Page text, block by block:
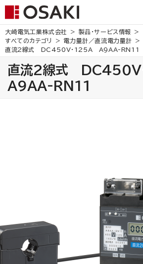
大崎電気工業株式会社 製品・サービス情報
すべてのカテゴリ
電力量計／直流電力量計
直流2線式 DC450V・125A A9AA-RN11
直流2線式
A9AA-RN11